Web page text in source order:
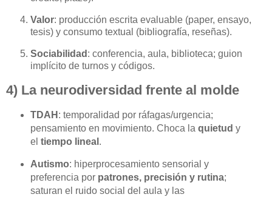
Valor: producción escrita evaluable (paper, ensayo,
tesis) y consumo textual (bibliografía, reseñas).
Sociabilidad : conferencia, aula, biblioteca; guion
implícito de turnos y códigos.
4) La neurodiversidad frente al molde
TDAH : temporalidad por ráfagas/urgencia;
pensamiento en movimiento. Choca la quietud y
el tiempo lineal .
Autismo: hiperprocesamiento sensorial y
preferencia por patrones, precisión y rutina;
saturan el ruido social del aula y las